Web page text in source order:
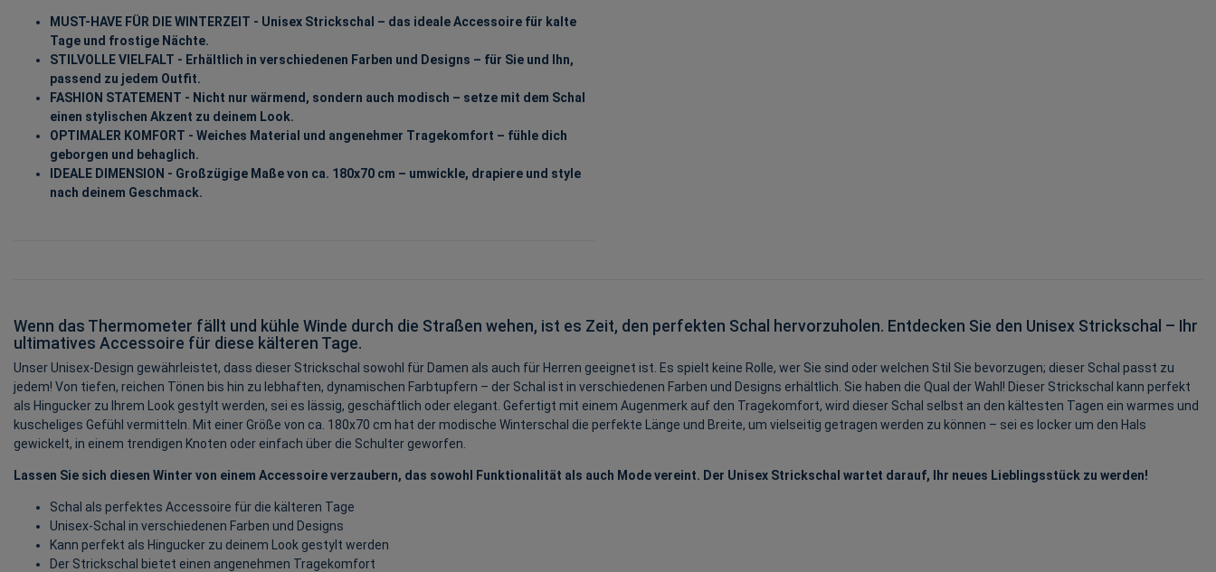
MUST-HAVE FÜR DIE WINTERZEIT - Unisex Strickschal – das ideale Accessoire für kalte
Tage und frostige Nächte.
STILVOLLE VIELFALT - Erhältlich in verschiedenen Farben und Designs – für Sie und Ihn,
passend zu jedem Outfit.
FASHION STATEMENT - Nicht nur wärmend, sondern auch modisch – setze mit dem Schal
einen stylischen Akzent zu deinem Look.
OPTIMALER KOMFORT - Weiches Material und angenehmer Tragekomfort – fühle dich
geborgen und behaglich.
IDEALE DIMENSION - Großzügige Maße von ca. 180x70 cm – umwickle, drapiere und style
nach deinem Geschmack.
Wenn das Thermometer fällt und kühle Winde durch die Straßen wehen, ist es Zeit, den perfekten Schal hervorzuholen. Entdecken Sie den Unisex Strickschal – Ihr
ultimatives Accessoire für diese kälteren Tage.
Unser Unisex-Design gewährleistet, dass dieser Strickschal sowohl für Damen als auch für Herren geeignet ist. Es spielt keine Rolle, wer Sie sind oder welchen Stil Sie bevorzugen; dieser Schal passt zu
jedem! Von tiefen, reichen Tönen bis hin zu lebhaften, dynamischen Farbtupfern – der Schal ist in verschiedenen Farben und Designs erhältlich. Sie haben die Qual der Wahl! Dieser Strickschal kann perfekt
als Hingucker zu Ihrem Look gestylt werden, sei es lässig, geschäftlich oder elegant. Gefertigt mit einem Augenmerk auf den Tragekomfort, wird dieser Schal selbst an den kältesten Tagen ein warmes und
kuscheliges Gefühl vermitteln. Mit einer Größe von ca. 180x70 cm hat der modische Winterschal die perfekte Länge und Breite, um vielseitig getragen werden zu können – sei es locker um den Hals
gewickelt, in einem trendigen Knoten oder einfach über die Schulter geworfen.
Lassen Sie sich diesen Winter von einem Accessoire verzaubern, das sowohl Funktionalität als auch Mode vereint. Der Unisex Strickschal wartet darauf, Ihr neues Lieblingsstück zu werden!
Schal als perfektes Accessoire für die kälteren Tage
Unisex-Schal in verschiedenen Farben und Designs
Kann perfekt als Hingucker zu deinem Look gestylt werden
Der Strickschal bietet einen angenehmen Tragekomfort